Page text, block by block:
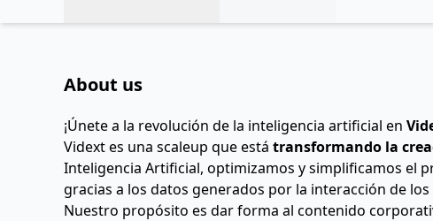
About us
¡Únete a la revolución de la inteligencia artificial en
Vidext es una scaleup que está transformando la
Inteligencia Artificial, optimizamos y simplificamos el
gracias a los datos generados por la interacción de
Nuestro propósito es dar forma al contenido